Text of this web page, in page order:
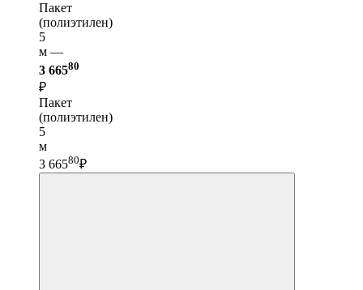
Пакет
(полиэтилен)
5
м —
3 66580
₽
Пакет
(полиэтилен)
5
м
3 66580₽